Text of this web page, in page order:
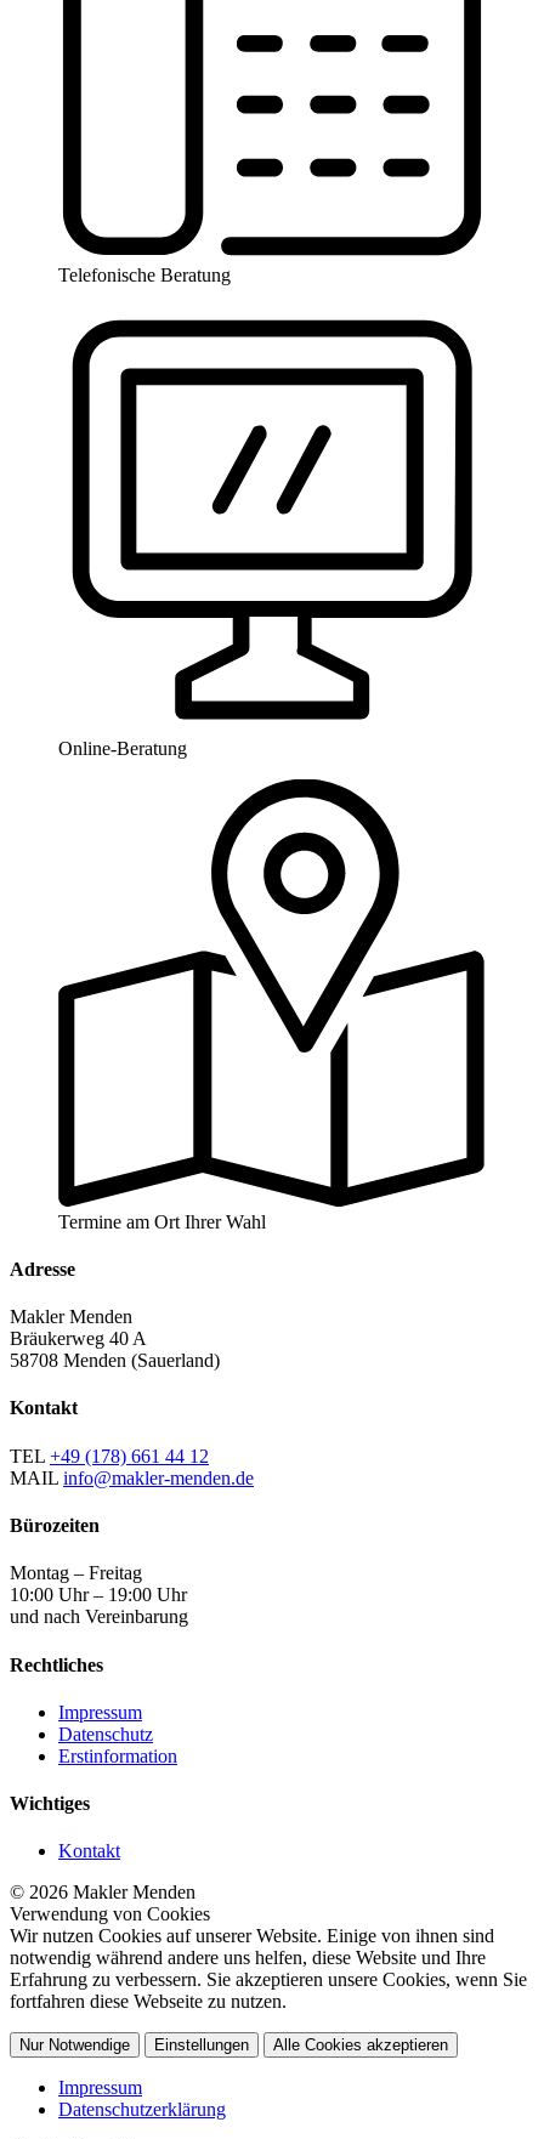
Telefonische Beratung
Online-Beratung
Termine am Ort Ihrer Wahl
Adresse
Makler Menden
Bräukerweg 40 A
58708 Menden (Sauerland)
Kontakt
TEL +49 (178) 661 44 12
MAIL info@makler-menden.de
Bürozeiten
Montag – Freitag
10:00 Uhr – 19:00 Uhr
und nach Vereinbarung
Rechtliches
Impressum
Datenschutz
Erstinformation
Wichtiges
Kontakt
© 2026 Makler Menden
Verwendung von Cookies
Wir nutzen Cookies auf unserer Website. Einige von ihnen sind
notwendig während andere uns helfen, diese Website und Ihre
Erfahrung zu verbessern. Sie akzeptieren unsere Cookies, wenn Sie
fortfahren diese Webseite zu nutzen.
Nur Notwendige Einstellungen Alle Cookies akzeptieren
Impressum
Datenschutzerklärung